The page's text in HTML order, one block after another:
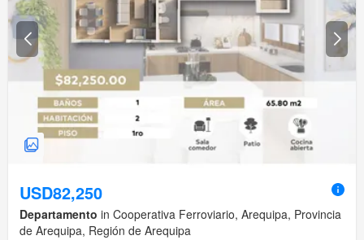
USD82,250
Departamento in Cooperativa Ferroviario, Arequipa, Provincia
de Arequipa, Región de Arequipa